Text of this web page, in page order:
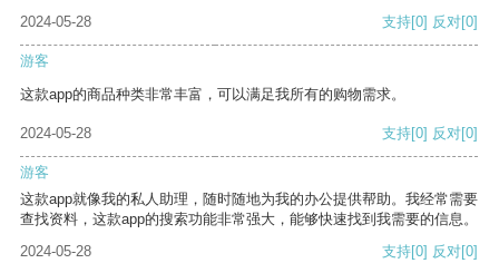
2024-05-28
支持[0] 反对[0]
游客
这款app的商品种类非常丰富，可以满足我所有的购物需求。
2024-05-28 支持[0] 反对[0]
游客
这款app就像我的私人助理，随时随地为我的办公提供帮助。我经常需要
查找资料，这款app的搜索功能非常强大，能够快速找到我需要的信息。
2024-05-28
支持[0] 反对[0]